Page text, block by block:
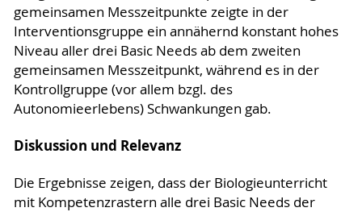
gemeinsamen Messzeitpunkte zeigte in der
Interventionsgruppe ein annähernd konstant hohes
Niveau aller drei Basic Needs ab dem zweiten
gemeinsamen Messzeitpunkt, während es in der
Kontrollgruppe (vor allem bzgl. des
Autonomieerlebens) Schwankungen gab.
Diskussion und Relevanz
Die Ergebnisse zeigen, dass der Biologieunterricht
mit Kompetenzrastern alle drei Basic Needs der